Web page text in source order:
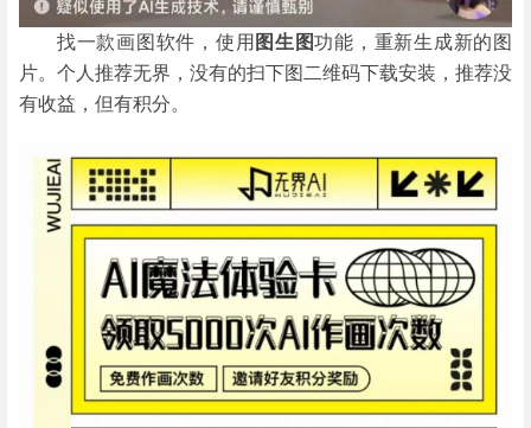
找一款画图软件，使用 图生图功能，重新生成新的图
片。个人推荐无界，没有的扫下图二维码下载安装，推荐没
有收益，但有积分。